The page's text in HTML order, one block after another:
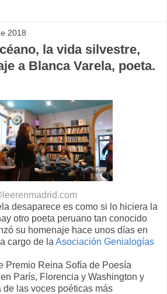
2018
la vida silvestre,
a Blanca Varela, poeta.
desaparece es como si lo hiciera la
otro poeta peruano tan conocido
su homenaje hace unos días en
cargo de la Asociación Genialogías
Premio Reina Sofía de Poesía
París, Florencia y Washington y
las voces poéticas más